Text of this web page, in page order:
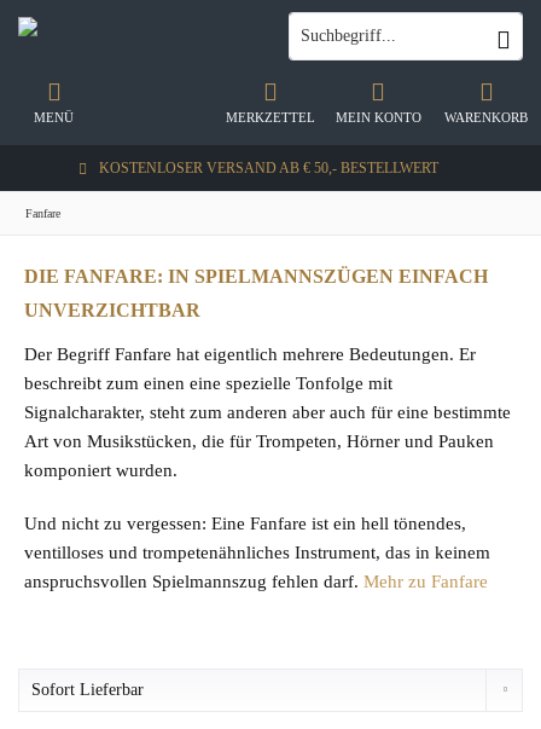
KOSTENLOSER VERSAND AB € 50,- BESTELLWERT
WARENKORB
MERKZETTEL MEIN KONTO
MENÜ
Fanfare
DIE FANFARE: IN SPIELMANNSZÜGEN EINFACH
UNVERZICHTBAR
Der Begriff Fanfare hat eigentlich mehrere Bedeutungen. Er
beschreibt zum einen eine spezielle Tonfolge mit
Signalcharakter, steht zum anderen aber auch für eine bestimmte
Art von Musikstücken, die für Trompeten, Hörner und Pauken
komponiert wurden.
Und nicht zu vergessen: Eine Fanfare ist ein hell tönendes,
ventilloses und trompetenähnliches Instrument, das in keinem
anspruchsvollen Spielmannszug fehlen darf. Mehr zu Fanfare